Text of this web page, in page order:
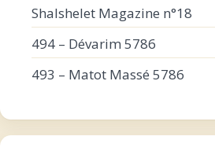
Shalshelet Magazine n°18
494 – Dévarim 5786
493 – Matot Massé 5786